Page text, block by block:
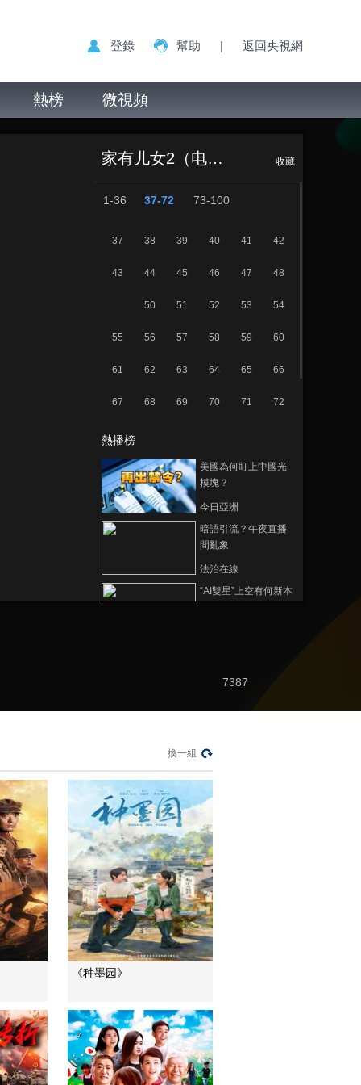
登錄 幫助 | 返回央視網
熱榜 微視頻
家有儿女2（电视剧） 收藏
1-36 37-72 73-100
37 38 39 40 41 42
43 44 45 46 47 48
50 51 52 53 54
55 56 57 58 59 60
61 62 63 64 65 66
67 68 69 70 71 72
熱播榜
美國為何盯上中國光
模塊？
今日亞洲
暗語引流？午夜直播
間亂象
法治在線
“AI雙星”上空有何新本
生財有道
“蜜蜂博士”的甜蜜事業
教你看懂食品標籤莫
中計
健康之路
“沉睡”4年保單的時效
之爭
今日説法
自然秘境 荒漠翠影蘊
“最後的水上公交”擺渡
人
三農群英匯
7387
換一組
《种墨园》